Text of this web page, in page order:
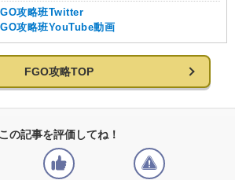
攻略班Twitter
攻略班YouTube動画
FGO攻略TOP
この記事を評価してね！